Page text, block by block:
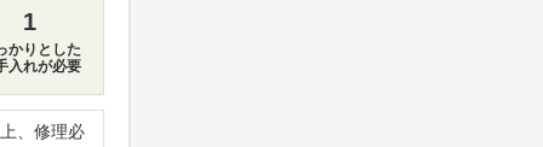
1
かりとした
入れが必要
、修理必